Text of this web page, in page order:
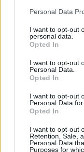
Personal Data
I want to opt-out
personal data.
Opted In
I want to opt-out
Personal Data.
Opted In
I want to opt-out
Personal Data
Opted In
I want to opt-out
Retention, Sale,
Personal Data
Purposes for
Νευρολογικές:
πολλαπλή
Ψυχιατρικές:
διαταραχές,
στεφανιαία
παλινδρόμηση,
εντέρου,